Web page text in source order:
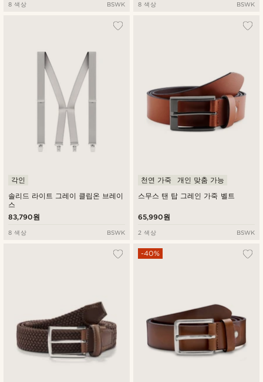
8 색상 BSWK 8 색상 BSWK
솔리드 라이트 그레이 클립온 브레이
스
각인
83,790원
8 색상 BSWK
스무스 탠 탑 그레인 가죽 벨트
천연 가죽 개인 맞춤 가능
65,990원
2 색상 BSWK
-40%